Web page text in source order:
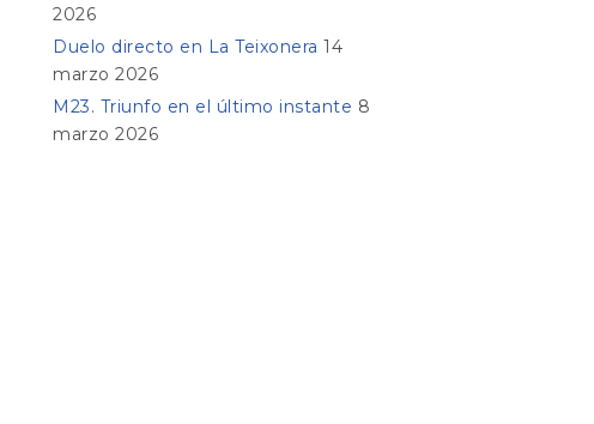
2026
Duelo directo en La Teixonera 14
marzo 2026
M23. Triunfo en el último instante 8
marzo 2026